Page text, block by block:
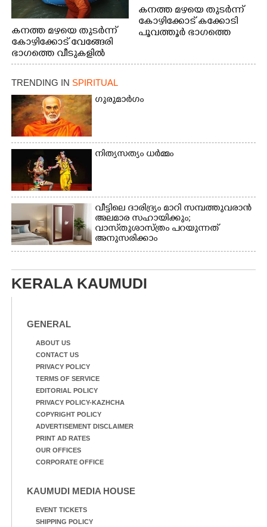
കനത്ത മഴയെ തുടർന്ന്
കോഴിക്കോട് വേങ്ങേരി
ഭാഗത്തെ വീടുകളിൽ
വെള്ളം
കയറിയപ്പോൾ ആളുകളെ
സുരക്ഷിത സ്ഥാനത്തേക്ക്
മാറ്റുന്ന സുരക്ഷാസേനാം
ഗങ്ങൾ
കനത്ത മഴയെ തുടർന്ന്
കോഴിക്കോട് കക്കോടി
പൂവത്തൂർ ഭാഗത്തെ
TRENDING IN SPIRITUAL
ഗുരുമാർഗം
നിത്യസത്യം ധർമ്മം
വീട്ടിലെ ദാരിദ്ര്യം മാറി സമ്പത്തുവരാൻ
അലമാര സഹായിക്കും;
വാസ്‌തുശാസ്ത്രം പറയുന്നത്
അനുസരിക്കാം
KERALA KAUMUDI
GENERAL
ABOUT US
CONTACT US
PRIVACY POLICY
TERMS OF SERVICE
EDITORIAL POLICY
PRIVACY POLICY-KAZHCHA
COPYRIGHT POLICY
ADVERTISEMENT DISCLAIMER
PRINT AD RATES
OUR OFFICES
CORPORATE OFFICE
KAUMUDI MEDIA HOUSE
EVENT TICKETS
SHIPPING POLICY